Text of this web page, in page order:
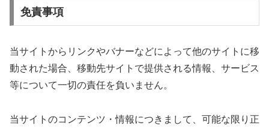
免責事項
当サイトからリンクやバナーなどによって他のサイトに移
動された場合、移動先サイトで提供される情報、サービス
等について一切の責任を負いません。
当サイトのコンテンツ・情報につきまして、可能な限り正